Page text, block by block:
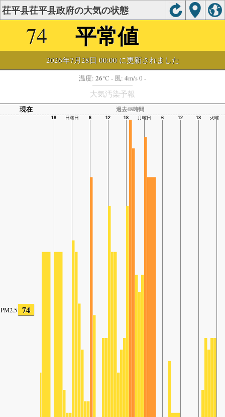
茌平县茌平县政府の大気の状態
74 平常値
2026年7月28日 00:00 に更新されました
温度: 26°C - 風: 4m/s 0 -
大気汚染予報
現在 過去48時間
PM2.5 74